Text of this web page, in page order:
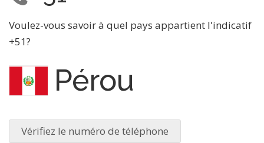
Voulez-vous savoir à quel pays appartient l'indicatif
+51?
Pérou
Vérifiez le numéro de téléphone